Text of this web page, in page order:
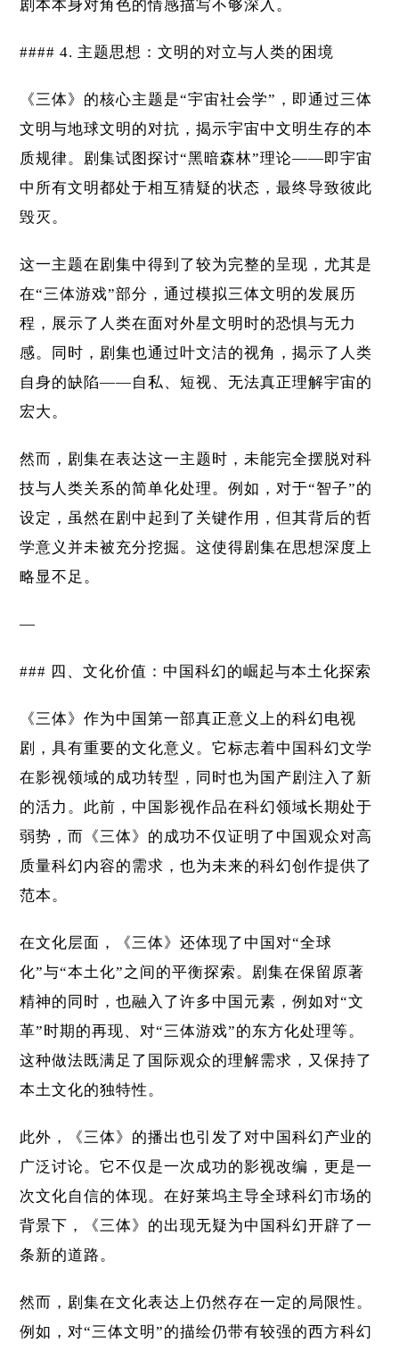
剧本本身对角色的情感描写不够深入。
#### 4. 主题思想：文明的对立与人类的困境
《三体》的核心主题是“宇宙社会学”，即通过三体
文明与地球文明的对抗，揭示宇宙中文明生存的本
质规律。剧集试图探讨“黑暗森林”理论——即宇宙
中所有文明都处于相互猜疑的状态，最终导致彼此
毁灭。
这一主题在剧集中得到了较为完整的呈现，尤其是
在“三体游戏”部分，通过模拟三体文明的发展历
程，展示了人类在面对外星文明时的恐惧与无力
感。同时，剧集也通过叶文洁的视角，揭示了人类
自身的缺陷——自私、短视、无法真正理解宇宙的
宏大。
然而，剧集在表达这一主题时，未能完全摆脱对科
技与人类关系的简单化处理。例如，对于“智子”的
设定，虽然在剧中起到了关键作用，但其背后的哲
学意义并未被充分挖掘。这使得剧集在思想深度上
略显不足。
—
### 四、文化价值：中国科幻的崛起与本土化探索
《三体》作为中国第一部真正意义上的科幻电视
剧，具有重要的文化意义。它标志着中国科幻文学
在影视领域的成功转型，同时也为国产剧注入了新
的活力。此前，中国影视作品在科幻领域长期处于
弱势，而《三体》的成功不仅证明了中国观众对高
质量科幻内容的需求，也为未来的科幻创作提供了
范本。
在文化层面，《三体》还体现了中国对“全球
化”与“本土化”之间的平衡探索。剧集在保留原著
精神的同时，也融入了许多中国元素，例如对“文
革”时期的再现、对“三体游戏”的东方化处理等。
这种做法既满足了国际观众的理解需求，又保持了
本土文化的独特性。
此外，《三体》的播出也引发了对中国科幻产业的
广泛讨论。它不仅是一次成功的影视改编，更是一
次文化自信的体现。在好莱坞主导全球科幻市场的
背景下，《三体》的出现无疑为中国科幻开辟了一
条新的道路。
然而，剧集在文化表达上仍然存在一定的局限性。
例如，对“三体文明”的描绘仍带有较强的西方科幻